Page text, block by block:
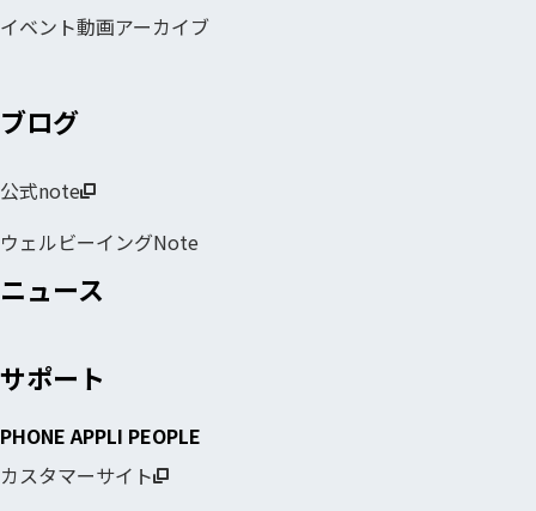
イベント動画アーカイブ
ブログ
公式note
ウェルビーイングNote
ニュース
サポート
PHONE APPLI PEOPLE
カスタマーサイト